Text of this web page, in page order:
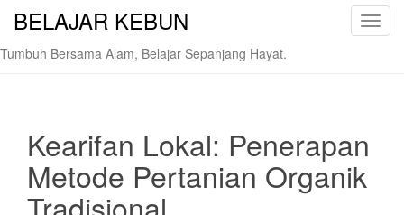
T
BELAJAR KEBUN
Tumbuh Bersama Alam, Belajar Sepanjang Hayat.
Kearifan Lokal: Penerapan
Metode Pertanian Organik